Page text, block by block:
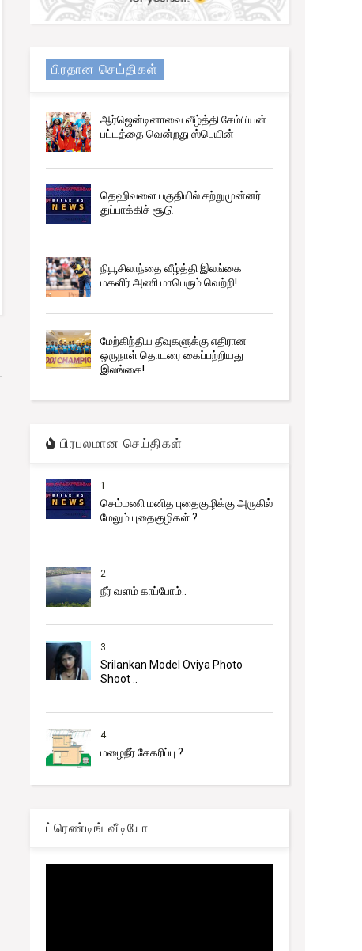
பிரதான செய்திகள்
ஆர்ஜென்டினாவை வீழ்த்தி சேம்பியன்
பட்டத்தை வென்றது ஸ்பெயின்
தெஹிவளை பகுதியில் சற்றுமுன்னர்
துப்பாக்கிச் சூடு
நியூசிலாந்தை வீழ்த்தி இலங்கை
மகளிர் அணி மாபெரும் வெற்றி!
மேற்கிந்திய தீவுகளுக்கு எதிரான
ஒருநாள் தொடரை கைப்பற்றியது
இலங்கை!
பிரபலமான செய்திகள்
1
செம்மணி மனித புதைகுழிக்கு அருகில்
மேலும் புதைகுழிகள் ?
2
நீர் வளம் காப்போம்..
3
Srilankan Model Oviya Photo
Shoot ..
4
மழைநீர் சேகரிப்பு ?
ட்ரெண்டிங் வீடியோ